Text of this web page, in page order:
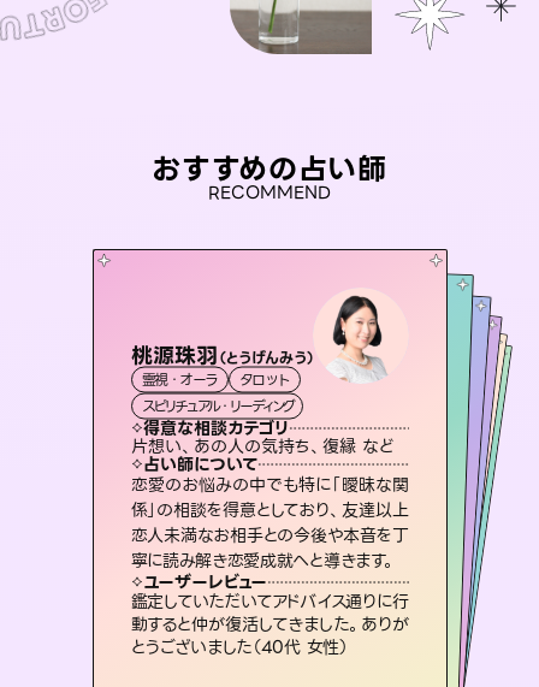
おすすめの占い師
RECOMMEND
桃源珠羽（とうげんみう）
霊視・オーラ
タロット
スピリチュアル・リーディング
得意な相談カテゴリ
片想い、あの人の気持ち、復縁 など
占い師について
恋愛のお悩みの中でも特に「曖昧な関
係」の相談を得意としており、友達以上
恋人未満なお相手との今後や本音を丁
寧に読み解き恋愛成就へと導きます。
ユーザーレビュー
鑑定していただいてアドバイス通りに行
動すると仲が復活してきました。ありが
とうございました（40代 女性）
彗望（すいぼう）
霊視・オーラ 透視
スピリチュアル・リーディング
得意な相談カテゴリ
片想い、あの人の気持ち、復縁 など
占い師について
3,700年以上の歴史を持つ東洋最古の
占術「易占」で詳細まで占い、幸せへ向
かう道筋を示します。厳しい結果にも具
体的な対策をお伝えします。
ユーザーレビュー
複雑な背景もしっかり聞いて鑑定して
いただけました。気持ちが楽になりまし
た（50代 女性）
未来視師＊花
霊視・オーラ
スピリチュアル・リーディング
得意な相談カテゴリ
出逢い、片想い、復縁 など
占い師について
未来には何パターンもの選択肢があり
ます。不安で視えにくくなっているあな
たの素敵な未来を見つけ、その未来を
選択できるようアドバイスします。
ユーザーレビュー
職場の人の性質や人間関係、本心など
本当によく視えていてびっくり。対策が
打てて前向きになれます（40代）
アイリス -iris-
西洋占星術
ルーン
得意な相談カテゴリ
恋愛総合、片想い、二人の未来 など
占い師について
復縁、恋愛、不倫の行方、同性愛や片思い、仕事関係や借金問題まで知りたいことや心の負担になっていることを紐解き、背中をそっと押して導きます。
ユーザーレビュー
安心感のあり、言い切ってくれる所や濁
さない鑑定のおかげで、毎回自分の気
持ちを整えられます（30代 男性）
おう 霊感オラクル
霊視・オーラ
オラクルカード
得意な相談カテゴリ
恋愛総合、あの人の気持ち など
占い師について
霊視×オラクルカードを使って「今」と
「未来」そして「気になるあの人の気持
ち」まで丁寧に読み解き、恋や人生のヒ
ントを優しく引き出します。
ユーザーレビュー
不安な気持ちが嘘みたいに晴れまし
た…！よく視えていらっしゃるんだなと
感じました（40代 女性）
セラピスト理恵
霊視・オーラ タロット
スピリチュアル・リーディング
得意な相談カテゴリ
片想い、二人の未来、年の差 など
占い師について
連絡再開、復縁、成就などの報告実績
多数。セラピストとして2万超の施術経
験があるからこそできる鑑定で、より良
い未来をサポートします。
ユーザーレビュー
とても心温まる鑑定でした。しかもこち
らは何も言っていないのに視えていらっ
しゃるんだなと驚きです（30代女性）